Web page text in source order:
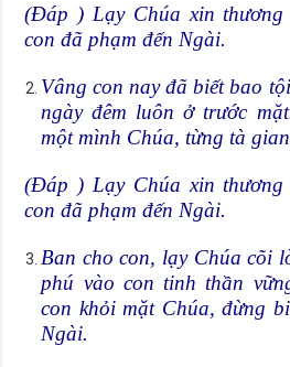
(Đáp ) Lạy Chúa xin thương
con đã phạm đến Ngài.
Vâng con nay đã biết bao
ngày đêm luôn ở trước
một mình Chúa, từng tà
(Đáp ) Lạy Chúa xin thương
con đã phạm đến Ngài.
Ban cho con, lạy Chúa cõi
phú vào con tinh thần
con khỏi mặt Chúa, đừng
Ngài.